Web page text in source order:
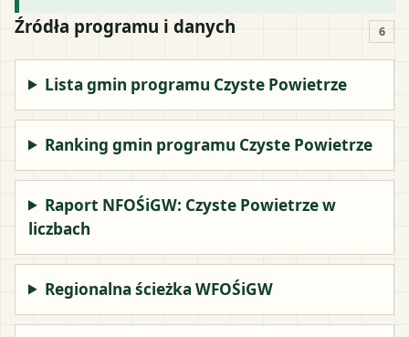
Źródła programu i danych 6
Lista gmin programu Czyste Powietrze
Ranking gmin programu Czyste Powietrze
Raport NFOŚiGW: Czyste Powietrze w
liczbach
Regionalna ścieżka WFOŚiGW